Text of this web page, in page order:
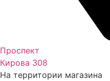
Проспект
Кирова 308
На территории магазина